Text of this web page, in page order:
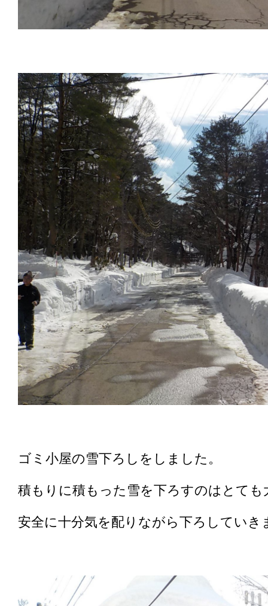
ゴミ小屋の雪下ろしをしました。
積もりに積もった雪を下ろすのはとても
安全に十分気を配りながら下ろしていき